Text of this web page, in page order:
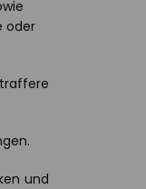
oder
und